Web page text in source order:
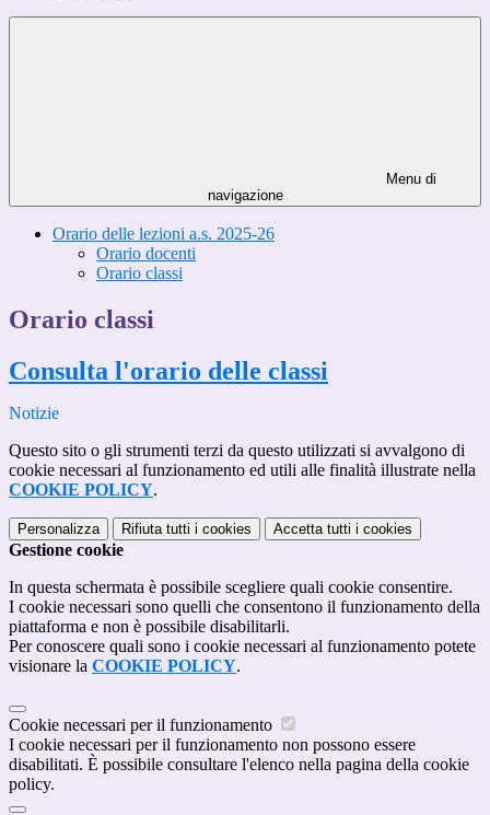
Menu di
navigazione
Orario delle lezioni a.s. 2025-26
Orario docenti
Orario classi
Orario classi
Consulta l'orario delle classi
Notizie
Questo sito o gli strumenti terzi da questo utilizzati si avvalgono di
cookie necessari al funzionamento ed utili alle finalità illustrate nella
COOKIE POLICY.
Personalizza Rifiuta tutti i cookies Accetta tutti i cookies
Gestione cookie
In questa schermata è possibile scegliere quali cookie consentire.
I cookie necessari sono quelli che consentono il funzionamento della
piattaforma e non è possibile disabilitarli.
Per conoscere quali sono i cookie necessari al funzionamento potete
visionare la COOKIE POLICY.
Cookie necessari per il funzionamento
I cookie necessari per il funzionamento non possono essere
disabilitati. È possibile consultare l'elenco nella pagina della cookie
policy.